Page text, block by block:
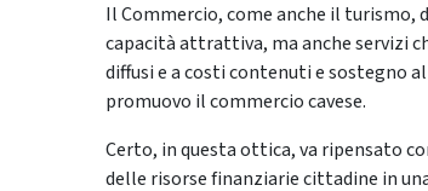
Il Commercio, come anche il turismo,
capacità attrattiva, ma anche servizi
diffusi e a costi contenuti e sostegno
promuovo il commercio cavese.
Certo, in questa ottica, va ripensato
delle risorse finanziarie cittadine in